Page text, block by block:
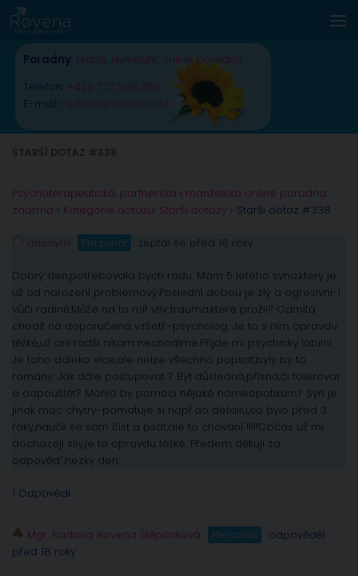
Skip to content
Poradny Praha Nymburk online poradna
Telefon: +420 777 588 352
E-mail: radana@rovena.info
Psychoterapeutická, partnerská i manželská online poradna
zdarma › Kategorie dotazu: Starší dotazy › Starší dotaz #338
anonym Personál zeptal se před 18 roky
Dobrý den,potřebovala bych radu. Mám 5 letého syna,který je
už od narození problémový.Poslední dobou je zlý a agresivní-i
vůči rodině.Může na to mít vliv trauma,které prožil? Odmítá
chodit na doporučená vzšetř.-psycholog. Je to s ním opravdu
těžké,už ani radši nikam nechodíme.Přijde mi psychicky labilní.
Je toho daleko více,ale nelze všechno popsat,byly by to
romány. Jak dále postupovat ? Být důsledná,přísná,či tolerovat
a odpouštět? Mohlo by pomoci nějaké homeopatikum? Syn je
jinak moc chytrý-pamatuje si např.do detailu,co bylo před 3
roky,naučil se sám číst a psát,ale to chování !!!!!Občas už mi
docházejí síly,je to opravdu těžké. Předem děkuji za
odpovědˇ,hezký den.
1 Odpovědi
Mgr. Radana Rovena Štěpánková Personál
odpověděl
před 18 roky